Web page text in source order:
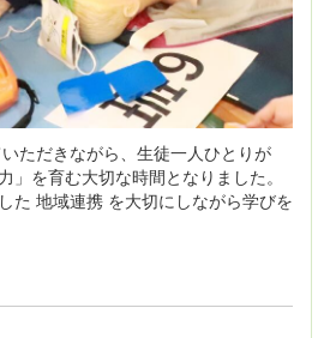
ただきながら、生徒一人ひとりが
」を育む大切な時間となりました。
た 地域連携 を大切にしながら学びを